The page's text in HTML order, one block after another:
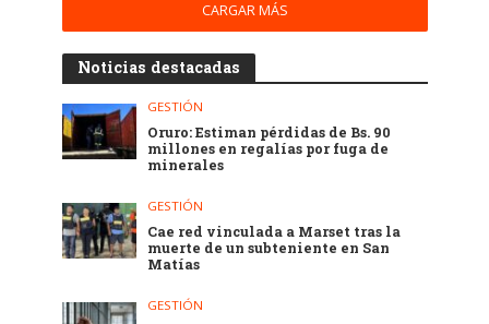
CARGAR MÁS
Noticias destacadas
GESTIÓN
Oruro: Estiman pérdidas de Bs. 90
millones en regalías por fuga de
minerales
GESTIÓN
Cae red vinculada a Marset tras la
muerte de un subteniente en San
Matías
GESTIÓN